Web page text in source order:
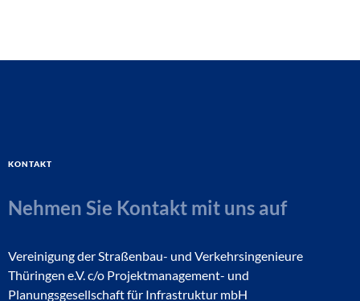
Kontakt
Nehmen Sie Kontakt mit uns auf
Vereinigung der Straßenbau- und Verkehrsingenieure
Thüringen e.V. c/o Projektmanagement- und
Planungsgesellschaft für Infrastruktur mbH